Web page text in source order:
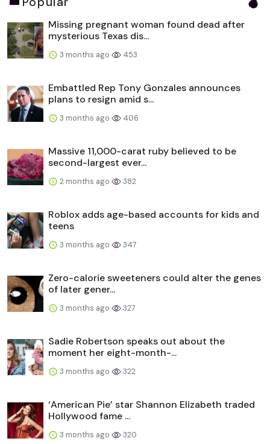
Missing pregnant woman found dead after
mysterious Texas dis...
3 months ago 453
Embattled Rep Tony Gonzales announces
plans to resign amid s...
3 months ago 406
Massive 11,000-carat ruby believed to be
second-largest ever...
2 months ago 382
Roblox adds age-based accounts for kids and
teens
3 months ago 347
Zero-calorie sweeteners could alter the genes
of later gener...
3 months ago 327
Sadie Robertson speaks out about the
moment her eight-month-...
3 months ago 322
‘American Pie’ star Shannon Elizabeth traded
Hollywood fame ...
3 months ago 320